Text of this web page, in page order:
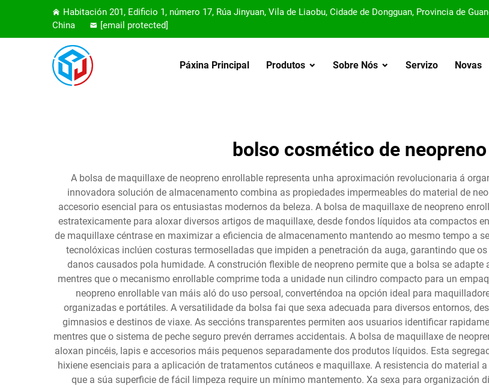
Habitación 201, Edificio 1, número 17, Rúa Jinyuan, Vila de Liaobu, Cidade de Dongguan, Provincia de
China
[email protected]
Páxina Principal Produtos Sobre Nós Servizo Novas
bolso cosmético de
A bolsa de maquillaxe de neopreno enrollable representa unha aproximación revolucionaria á
innovadora solución de almacenamento combina as propiedades impermeables do material de
accesorio esencial para os entusiastas modernos da beleza. A bolsa de maquillaxe de neopreno
estratexicamente para aloxar diversos artigos de maquillaxe, desde fondos líquidos ata compactos
de maquillaxe céntrase en maximizar a eficiencia de almacenamento mantendo ao mesmo tempo a
tecnolóxicas inclúen costuras termoselladas que impiden a penetración da auga, garantindo que
danos causados pola humidade. A construción flexible de neopreno permite que a bolsa se
mentres que o mecanismo enrollable comprime toda a unidade nun cilindro compacto para un
neopreno enrollable van máis aló do uso persoal, converténdoa na opción ideal para
organizadas e portátiles. A versatilidade da bolsa fai que sexa adecuada para diversos entornos,
gimnasios e destinos de viaxe. As seccións transparentes permiten aos usuarios identificar
mentres que o sistema de peche seguro prevén derrames accidentais. A bolsa de maquillaxe de
aloxan pincéis, lapis e accesorios máis pequenos separadamente dos produtos líquidos. Esta
hixiene esenciais para a aplicación de tratamentos cutáneos e maquillaxe. A resistencia do material
que a súa superficie de fácil limpeza require un mínimo mantemento. Xa sexa para organización